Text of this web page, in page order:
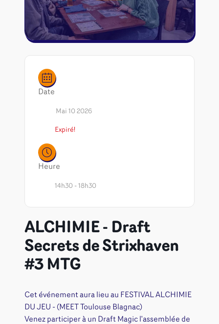
Naruto Mythos
Autres
Tapis de jeu
Date
Mai 10 2026
Expiré!
Heure
14h30 - 18h30
ALCHIMIE - Draft
Secrets de Strixhaven
#3 MTG
Cet événement aura lieu au FESTIVAL ALCHIMIE
DU JEU - (MEET Toulouse Blagnac)
Venez participer à un Draft Magic l'assemblée de